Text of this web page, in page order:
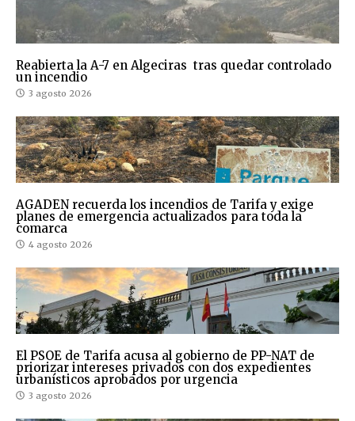
Reabierta la A-7 en Algeciras tras quedar controlado
un incendio
3 agosto 2026
AGADEN recuerda los incendios de Tarifa y exige
planes de emergencia actualizados para toda la
comarca
4 agosto 2026
El PSOE de Tarifa acusa al gobierno de PP-NAT de
priorizar intereses privados con dos expedientes
urbanísticos aprobados por urgencia
3 agosto 2026